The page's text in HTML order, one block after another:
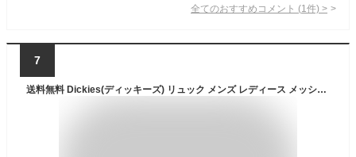
全てのおすすめコメント (1 件) >
7
送料無料 Dickies(ディッキーズ) リュック メンズ レディース メッシュ ロゴテープ デイパック 男女兼用 バックパック ブランド リュックサック アウトドア 通学 スクール 通勤 ビジネス ナイロン 大容量 かばん 鞄 ストリート系 ワークマン プラス